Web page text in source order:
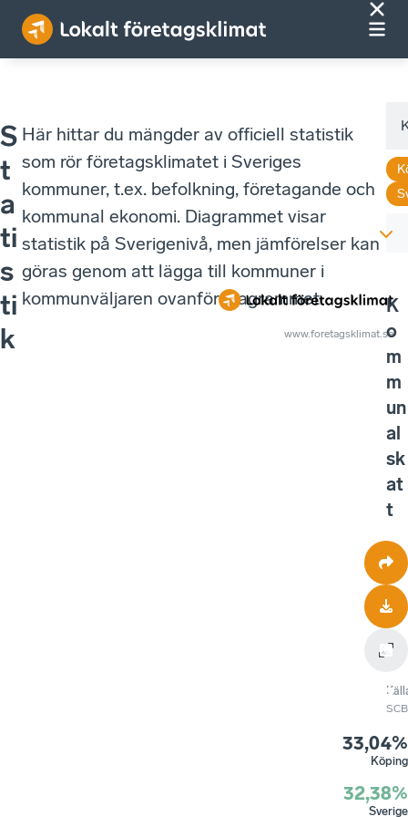
S
t
a
ti
s
ti
k
Här hittar du mängder av officiell statistik
som rör företagsklimatet i Sveriges
kommuner, t.ex. befolkning, företagande och
kommunal ekonomi. Diagrammet visar
statistik på Sverigenivå, men jämförelser kan
göras genom att lägga till kommuner i
kommunväljaren ovanför diagrammet.
www.foretagsklimat.se
K
o
m
m
un
al
sk
at
t
SCB
33,04%
Köping
32,38%
Sverige